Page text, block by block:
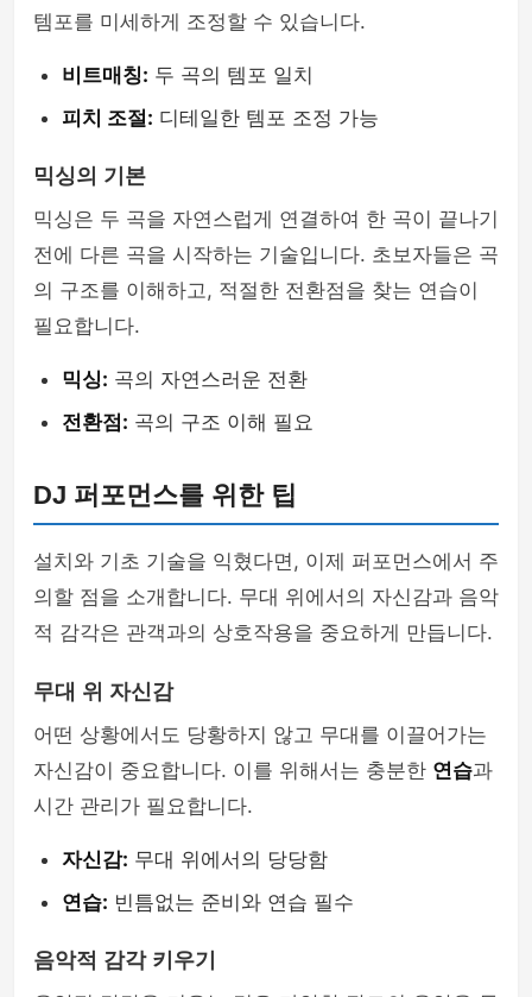
템포를 미세하게 조정할 수 있습니다.
비트매칭: 두 곡의 템포 일치
피치 조절: 디테일한 템포 조정 가능
믹싱의 기본
믹싱은 두 곡을 자연스럽게 연결하여 한 곡이 끝나기
전에 다른 곡을 시작하는 기술입니다. 초보자들은 곡
의 구조를 이해하고, 적절한 전환점을 찾는 연습이
필요합니다.
믹싱: 곡의 자연스러운 전환
전환점: 곡의 구조 이해 필요
DJ 퍼포먼스를 위한 팁
설치와 기초 기술을 익혔다면, 이제 퍼포먼스에서 주
의할 점을 소개합니다. 무대 위에서의 자신감과 음악
적 감각은 관객과의 상호작용을 중요하게 만듭니다.
무대 위 자신감
어떤 상황에서도 당황하지 않고 무대를 이끌어가는
자신감이 중요합니다. 이를 위해서는 충분한 연습과
시간 관리가 필요합니다.
자신감: 무대 위에서의 당당함
연습: 빈틈없는 준비와 연습 필수
음악적 감각 키우기